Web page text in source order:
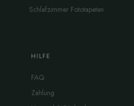
Schlafzimmer Fototapeten
HILFE
FAQ
Zahlung